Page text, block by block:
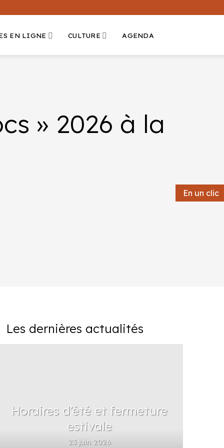
EN LIGNE CULTURE AGENDA
» 2026 à la
Les dernières actualités
Horaires d’été et fermeture
estivale
23 juin 2026
En un clic
En un clic